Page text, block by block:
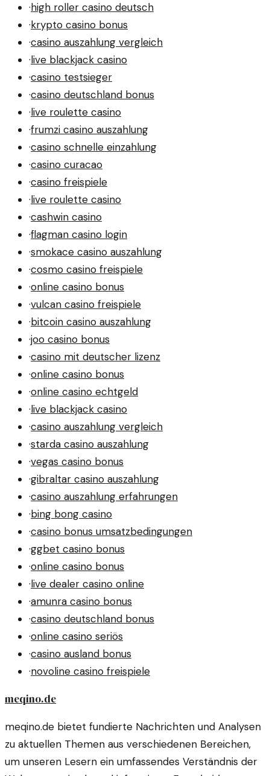
·high roller casino deutsch
·krypto casino bonus
·casino auszahlung vergleich
·live blackjack casino
·casino testsieger
·casino deutschland bonus
·live roulette casino
·frumzi casino auszahlung
·casino schnelle einzahlung
·casino curacao
·casino freispiele
·live roulette casino
·cashwin casino
·flagman casino login
·smokace casino auszahlung
·cosmo casino freispiele
·online casino bonus
·vulcan casino freispiele
·bitcoin casino auszahlung
·joo casino bonus
·casino mit deutscher lizenz
·online casino bonus
·online casino echtgeld
·live blackjack casino
·casino auszahlung vergleich
·starda casino auszahlung
·vegas casino bonus
·gibraltar casino auszahlung
·casino auszahlung erfahrungen
·bing bong casino
·casino bonus umsatzbedingungen
·ggbet casino bonus
·online casino bonus
·live dealer casino online
·amunra casino bonus
·casino deutschland bonus
·online casino seriös
·casino ausland bonus
·novoline casino freispiele
meqino.de
meqino.de bietet fundierte Nachrichten und Analysen
zu aktuellen Themen aus verschiedenen Bereichen,
um unseren Lesern ein umfassendes Verständnis der